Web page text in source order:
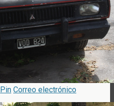
Pin Correo electrónico